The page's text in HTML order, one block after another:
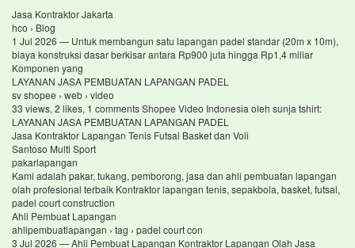
Jasa Kontraktor Jakarta
hco › Blog
1 Jul 2026 — Untuk membangun satu lapangan padel standar (20m x 10m),
biaya konstruksi dasar berkisar antara Rp900 juta hingga Rp1,4 miliar
Komponen yang
LAYANAN JASA PEMBUATAN LAPANGAN PADEL
sv shopee › web › video
33 views, 2 likes, 1 comments Shopee Video Indonesia oleh sunja tshirt:
LAYANAN JASA PEMBUATAN LAPANGAN PADEL
Jasa Kontraktor Lapangan Tenis Futsal Basket dan Voli
Santoso Multi Sport
pakarlapangan
Kami adalah pakar, tukang, pemborong, jasa dan ahli pembuatan lapangan
olah profesional terbaik Kontraktor lapangan tenis, sepakbola, basket, futsal,
padel court construction
Ahli Pembuat Lapangan
ahlipembuatlapangan › tag › padel court con
3 Jul 2026 — Ahli Pembuat Lapangan Kontraktor Lapangan Olah Jasa